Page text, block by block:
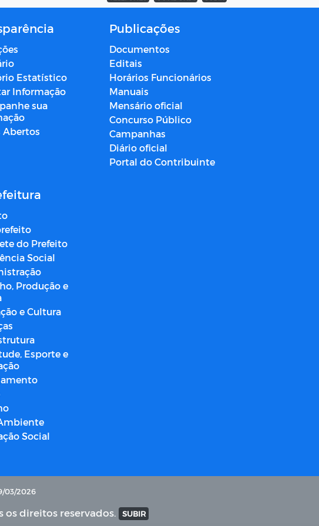
Estatístico
Informação
sua
Abertos
Publicações
Documentos
Editais
Horários Funcionários
Manuais
Mensário oficial
Concurso Público
Campanhas
Diário oficial
Portal do Contribuinte
do Prefeito
Social
Produção e
e Cultura
Esporte e
Social
03/2026
os direitos reservados. SUBIR